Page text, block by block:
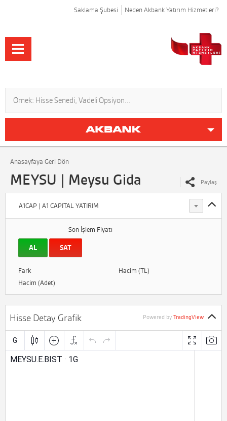
Saklama Şubesi Neden Akbank Yatırım Hizmetleri?
Anasayfaya Geri Dön
MEYSU | Meysu Gida Paylaş
A1CAP | A1 CAPITAL YATIRIM
Son İşlem Fiyatı
AL SAT
Fark
Hacim (TL)
Hacim (Adet)
Hisse Detay Grafik Powered by TradingView